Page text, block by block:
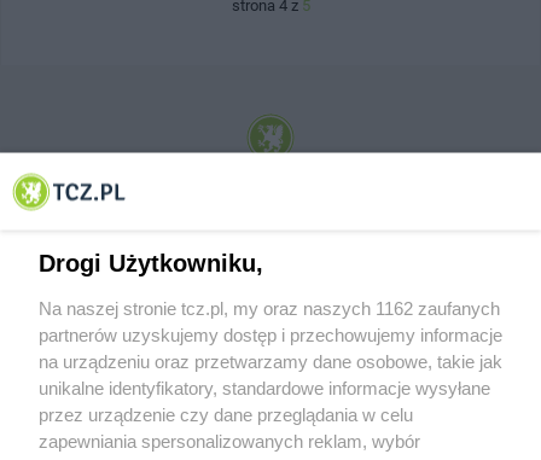
strona 4 z 5
© 2001-2026 Tczew - TCZ.PL Sp. z o.o. Internetowy Serwis Informacyjny Miasta
O FIRMIE POLITYKA PRYWATNOŚCI HOSTING
Drogi Użytkowniku,
Na naszej stronie tcz.pl, my oraz naszych 1162 zaufanych
partnerów uzyskujemy dostęp i przechowujemy informacje
na urządzeniu oraz przetwarzamy dane osobowe, takie jak
unikalne identyfikatory, standardowe informacje wysyłane
przez urządzenie czy dane przeglądania w celu
zapewniania spersonalizowanych reklam, wybór